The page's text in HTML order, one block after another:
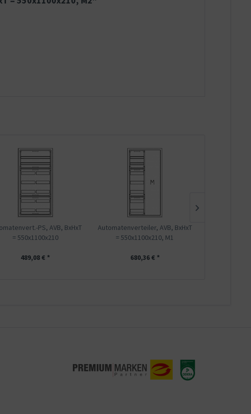
PS, AVB, BxHxT
= 550x1100x210
489,08 € *
Automatenverteiler, AVB, BxHxT
= 550x1100x210, M1
680,36 € *